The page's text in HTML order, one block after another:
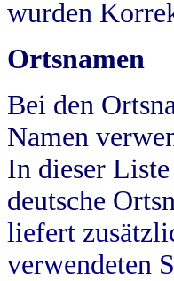
wurden
Ortsnamen
Bei den
Namen
In dieser
deutsche
liefert
verwendeten